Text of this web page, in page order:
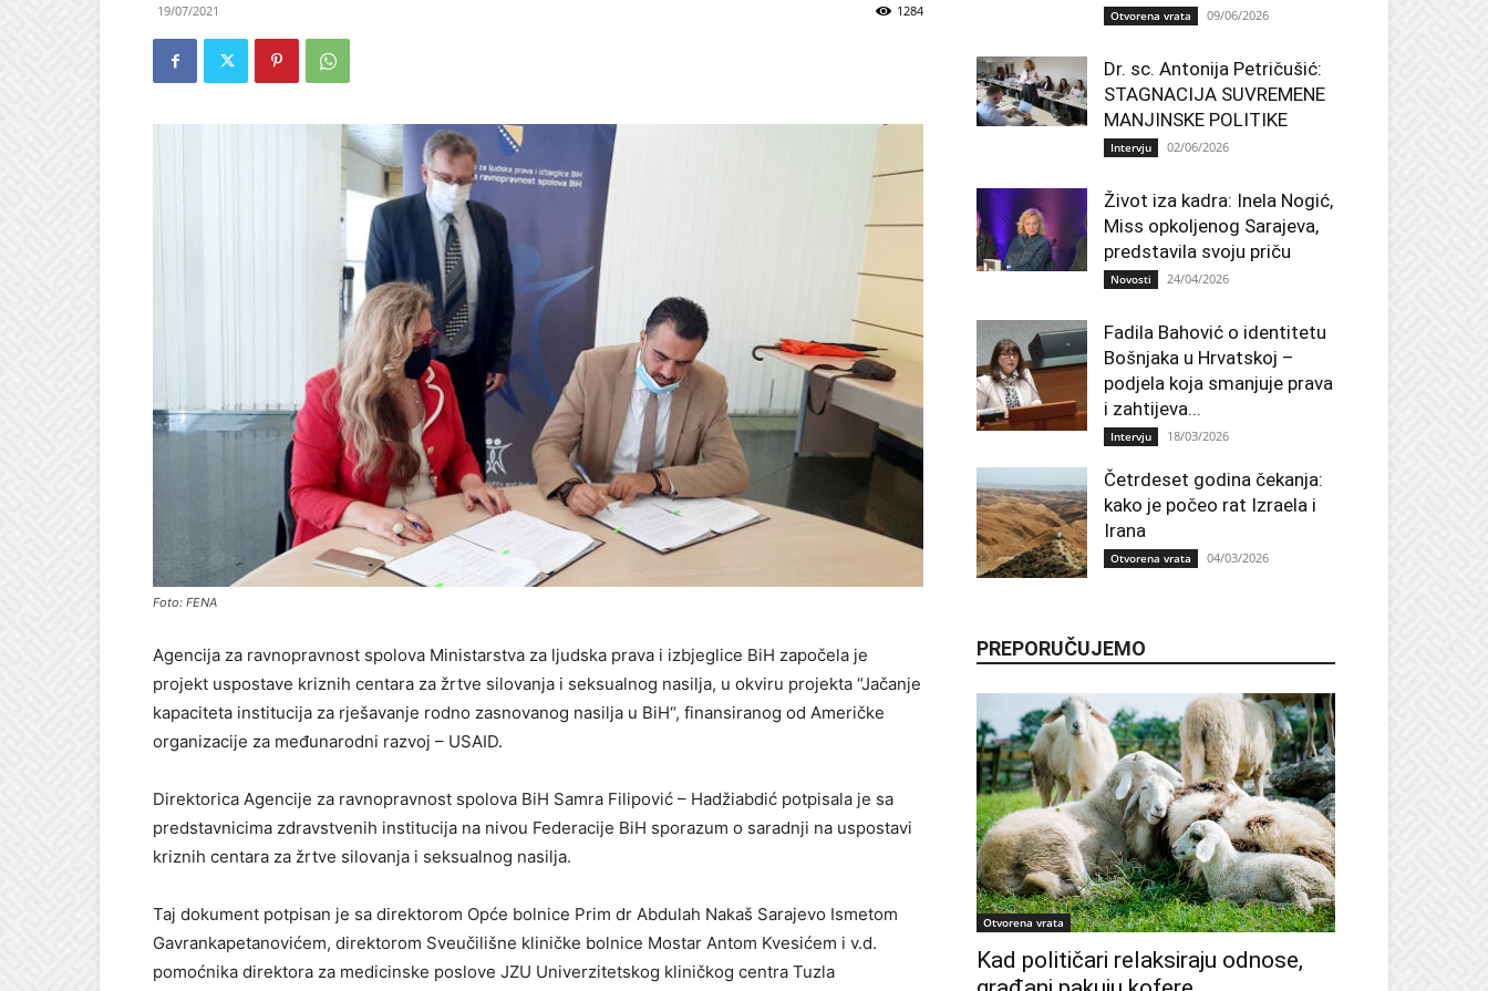
19/07/2021 1284
Foto: FENA
Agencija za ravnopravnost spolova Ministarstva za ljudska prava i izbjeglice BiH započela je
projekt uspostave kriznih centara za žrtve silovanja i seksualnog nasilja, u okviru projekta “Jačanje
kapaciteta institucija za rješavanje rodno zasnovanog nasilja u BiH“, finansiranog od Američke
organizacije za međunarodni razvoj – USAID.
Direktorica Agencije za ravnopravnost spolova BiH Samra Filipović – Hadžiabdić potpisala je sa
predstavnicima zdravstvenih institucija na nivou Federacije BiH sporazum o saradnji na uspostavi
kriznih centara za žrtve silovanja i seksualnog nasilja.
Taj dokument potpisan je sa direktorom Opće bolnice Prim dr Abdulah Nakaš Sarajevo Ismetom
Gavrankapetanovićem, direktorom Sveučilišne kliničke bolnice Mostar Antom Kvesićem i v.d.
pomoćnika direktora za medicinske poslove JZU Univerzitetskog kliničkog centra Tuzla
Otvorena vrata 09/06/2026
Dr. sc. Antonija Petričušić:
STAGNACIJA SUVREMENE
MANJINSKE POLITIKE
Intervju 02/06/2026
Život iza kadra: Inela Nogić,
Miss opkoljenog Sarajeva,
predstavila svoju priču
Novosti 24/04/2026
Fadila Bahović o identitetu
Bošnjaka u Hrvatskoj –
podjela koja smanjuje prava
i zahtijeva...
Intervju 18/03/2026
Četrdeset godina čekanja:
kako je počeo rat Izraela i
Irana
Otvorena vrata 04/03/2026
PREPORUČUJEMO
Otvorena vrata
Kad političari relaksiraju odnose,